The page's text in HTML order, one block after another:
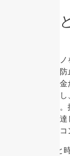
資金管理
オンラインカジ
が依存
に超過しない現
タイマーで設定
をつけましょう
出ても目標額に
れらを守れば、
資金管理と